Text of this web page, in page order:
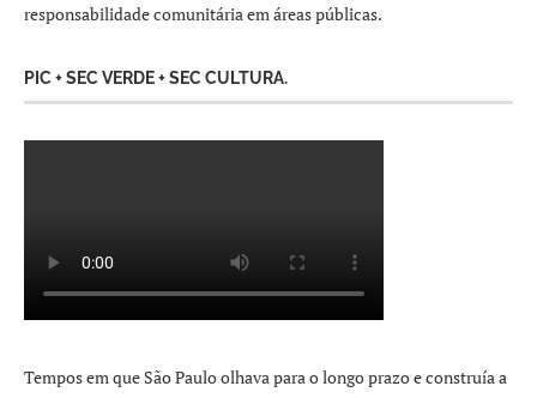
responsabilidade comunitária em áreas públicas.
PIC + SEC VERDE + SEC CULTURA.
Tempos em que São Paulo olhava para o longo prazo e construía a